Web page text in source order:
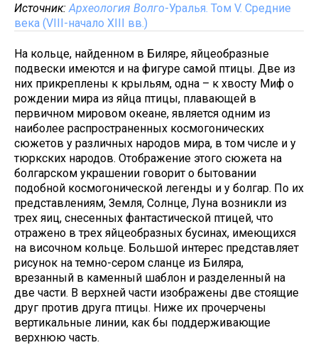
Источник:Археология Волго-Уралья. Том V. Средние
века (VIII-начало XIII вв.)
На кольце, найденном в Биляре, яйцеобразные
подвески имеются и на фигуре самой птицы. Две из
них прикреплены к крыльям, одна – к хвосту Миф о
рождении мира из яйца птицы, плавающей в
первичном мировом океане, является одним из
наиболее распространенных космогонических
сюжетов у различных народов мира, в том числе и у
тюркских народов. Отображение этого сюжета на
болгарском украшении говорит о бытовании
подобной космогонической легенды и у болгар. По их
представлениям, Земля, Солнце, Луна возникли из
трех яиц, снесенных фантастической птицей, что
отражено в трех яйцеобразных бусинах, имеющихся
на височном кольце. Большой интерес представляет
рисунок на темно-сером сланце из Биляра,
врезанный в каменный шаблон и разделенный на
две части. В верхней части изображены две стоящие
друг против друга птицы. Ниже их прочерчены
вертикальные линии, как бы поддерживающие
верхнюю часть.